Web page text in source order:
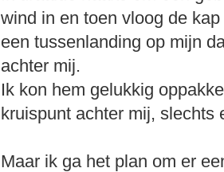
wind in en toen vloog de
een tussenlanding op mijn
achter mij.
Ik kon hem gelukkig
kruispunt achter mij, slechts
Maar ik ga het plan om er